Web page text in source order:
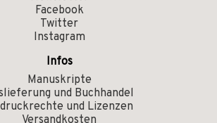
Facebook
Twitter
Instagram
Infos
Manuskripte
und Buchhandel
und Lizenzen
Versandkosten